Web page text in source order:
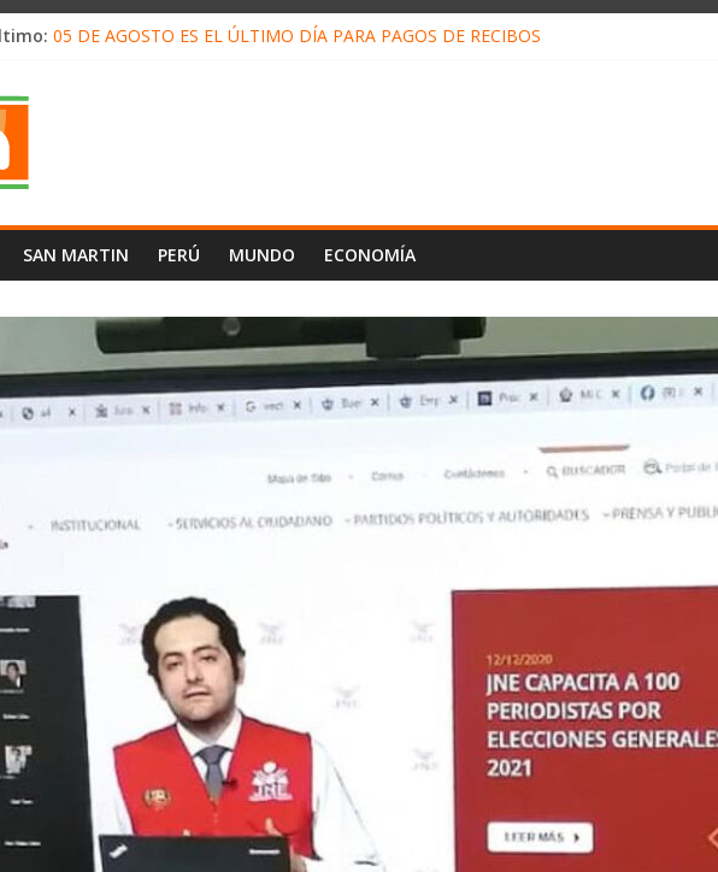
05 DE AGOSTO ES EL ÚLTIMO DÍA PARA PAGOS DE RECIBOS
SAN MARTIN PERÚ MUNDO ECONOMÍA